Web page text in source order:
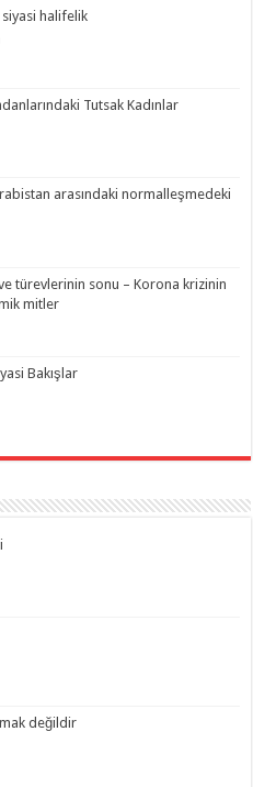
siyasi halifelik
Tutsak Kadınlar
arasındaki normalleşmedeki
türevlerinin sonu – Korona krizinin
mitler
Bakışlar
değildir